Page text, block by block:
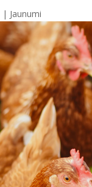
| Jaunumi